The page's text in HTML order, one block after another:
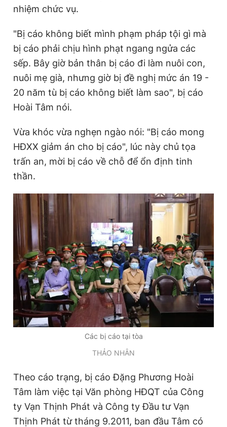
nhiệm chức vụ.
"Bị cáo không biết mình phạm pháp tội gì mà
bị cáo phải chịu hình phạt ngang ngửa các
sếp. Bây giờ bản thân bị cáo đi làm nuôi con,
nuôi mẹ già, nhưng giờ bị đề nghị mức án 19 -
20 năm tù bị cáo không biết làm sao", bị cáo
Hoài Tâm nói.
Vừa khóc vừa nghẹn ngào nói: "Bị cáo mong
HĐXX giảm án cho bị cáo", lúc này chủ tọa
trấn an, mời bị cáo về chỗ để ổn định tinh
thần.
Các bị cáo tại tòa
THẢO NHÂN
Theo cáo trạng, bị cáo Đặng Phương Hoài
Tâm làm việc tại Văn phòng HĐQT của Công
ty Vạn Thịnh Phát và Công ty Đầu tư Vạn
Thịnh Phát từ tháng 9.2011, ban đầu Tâm có